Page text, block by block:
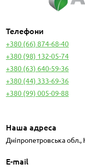
Телефони
+380 (66) 874-68-40
+380 (98) 132-05-74
+380 (63) 640-59-36
+380 (44) 333-69-36
+380 (99) 005-09-88
Наша адреса
Дніпропетровська обл.,
E-mail